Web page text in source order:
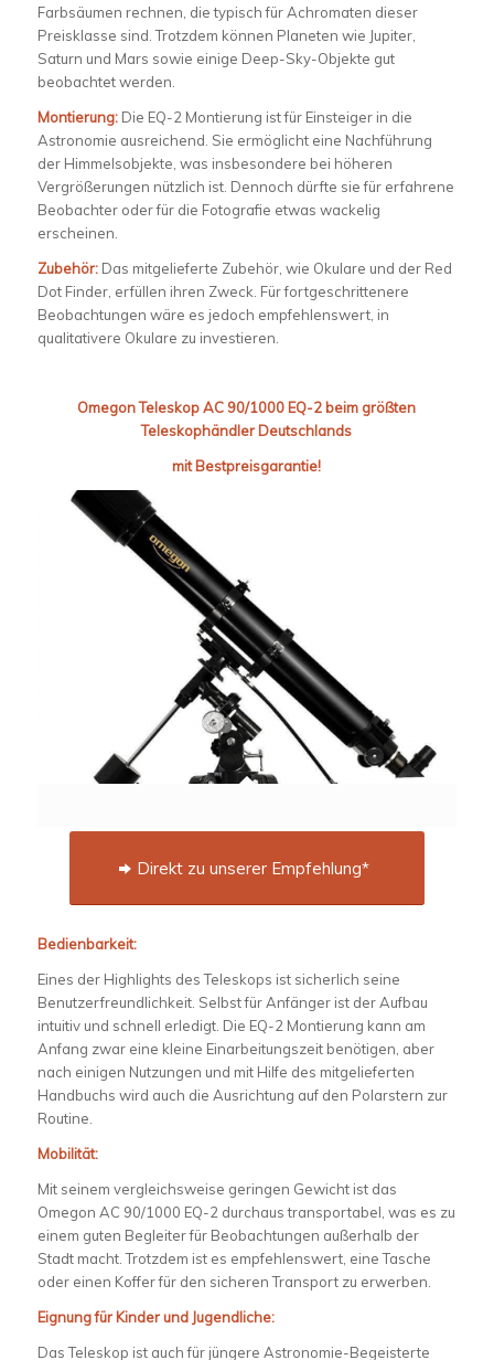
Farbsäumen rechnen, die typisch für Achromaten dieser
Preisklasse sind. Trotzdem können Planeten wie Jupiter,
Saturn und Mars sowie einige Deep-Sky-Objekte gut
beobachtet werden.
Montierung:Die EQ-2 Montierung ist für Einsteiger in die
Astronomie ausreichend. Sie ermöglicht eine Nachführung
der Himmelsobjekte, was insbesondere bei höheren
Vergrößerungen nützlich ist. Dennoch dürfte sie für erfahrene
Beobachter oder für die Fotografie etwas wackelig
erscheinen.
Zubehör:Das mitgelieferte Zubehör, wie Okulare und der Red
Dot Finder, erfüllen ihren Zweck. Für fortgeschrittenere
Beobachtungen wäre es jedoch empfehlenswert, in
qualitativere Okulare zu investieren.
Omegon Teleskop AC 90/1000 EQ-2 beim größten
Teleskophändler Deutschlands
mit Bestpreisgarantie!
Direkt zu unserer Empfehlung*
Bedienbarkeit:
Eines der Highlights des Teleskops ist sicherlich seine
Benutzerfreundlichkeit. Selbst für Anfänger ist der Aufbau
intuitiv und schnell erledigt. Die EQ-2 Montierung kann am
Anfang zwar eine kleine Einarbeitungszeit benötigen, aber
nach einigen Nutzungen und mit Hilfe des mitgelieferten
Handbuchs wird auch die Ausrichtung auf den Polarstern zur
Routine.
Mobilität:
Mit seinem vergleichsweise geringen Gewicht ist das
Omegon AC 90/1000 EQ-2 durchaus transportabel, was es zu
einem guten Begleiter für Beobachtungen außerhalb der
Stadt macht. Trotzdem ist es empfehlenswert, eine Tasche
oder einen Koffer für den sicheren Transport zu erwerben.
Eignung für Kinder und Jugendliche:
Das Teleskop ist auch für jüngere Astronomie-Begeisterte